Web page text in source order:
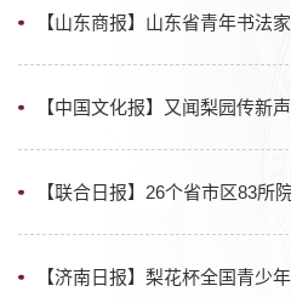
【中国文化报】又闻梨园传新声